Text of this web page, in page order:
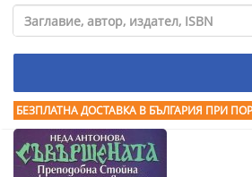
БЕЗПЛАТНА ДОСТАВКА В БЪЛГАРИЯ ПРИ